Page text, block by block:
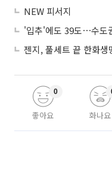
NEW 피서지
'입추'에도 39도⋯수도
좋아요
0
화나요